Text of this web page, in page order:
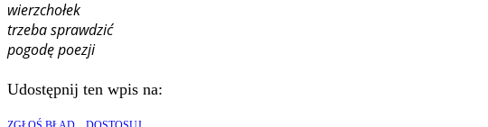
wierzchołek
trzeba sprawdzić
pogodę poezji
Udostępnij ten wpis na: